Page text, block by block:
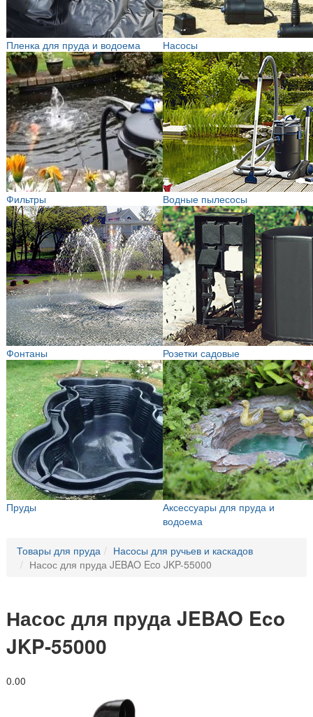
Пленка для пруда и водоема Насосы
Фильтры Водные пылесосы
Фонтаны Розетки садовые
Пруды
Аксессуары для пруда и
водоема
Товары для пруда
Насосы для ручьев и каскадов
Насос для пруда JEBAO Eco JKP-55000
Насос для пруда JEBAO Eco
JKP-55000
0.00